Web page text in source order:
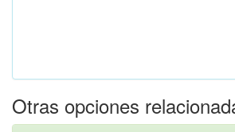
Otras opciones